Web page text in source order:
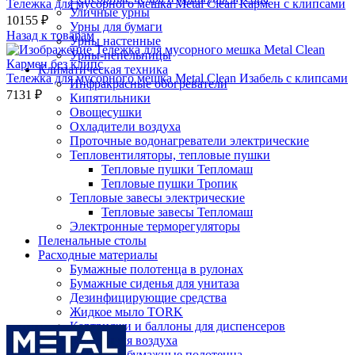
Уличные урны
Урны для бумаги
Урны настенные
Урны-пепельницы
Климатическая техника
Инфракрасные обогреватели
Кипятильники
Овощесушки
Охладители воздуха
Проточные водонагреватели электрические
Тепловентиляторы, тепловые пушки
Тепловые пушки Тепломаш
Тепловые пушки Тропик
Тепловые завесы электрические
Тепловые завесы Тепломаш
Электронные терморегуляторы
Пеленальные столы
Расходные материалы
Бумажные полотенца в рулонах
Бумажные сиденья для унитаза
Дезинфицирующие средства
Жидкое мыло TORK
Картриджи и баллоны для диспенсеров
освежителя воздуха
Тележка для мусорного мешка Metal Clean Кармен с клипсами
10155 ₽
Назад к товарам
Тележка для мусорного мешка Metal Clean Изабель с клипсами
7131 ₽
Нажмите, чтобы увеличить